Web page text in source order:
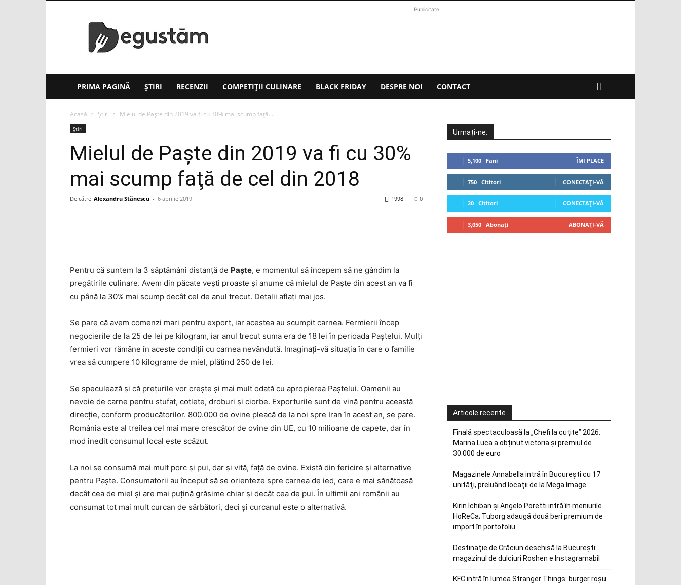
Degustăm(.ro)
Publicitate
PRIMA PAGINĂ ȘTIRI RECENZII COMPETIȚII CULINARE BLACK FRIDAY DESPRE NOI CONTACT
Acasă Știri Mielul de Paşte din 2019 va fi cu 30% mai scump faţă...
Știri
Mielul de Paşte din 2019 va fi cu 30%
mai scump faţă de cel din 2018
De către Alexandru Stănescu - 6 aprilie 2019 0
1998
Pentru că suntem la 3 săptămâni distanţă de Paşte, e momentul să începem să ne gândim la
pregătirile culinare. Avem din păcate veşti proaste şi anume că mielul de Paşte din acest an va fi
cu până la 30% mai scump decât cel de anul trecut. Detalii aflaţi mai jos.
Se pare că avem comenzi mari pentru export, iar acestea au scumpit carnea. Fermierii încep
negocierile de la 25 de lei pe kilogram, iar anul trecut suma era de 18 lei în perioada Paştelui. Mulţi
fermieri vor rămâne în aceste condiţii cu carnea nevândută. Imaginaţi-vă situaţia în care o familie
vrea să cumpere 10 kilograme de miel, plătind 250 de lei.
Se speculează şi că preţurile vor creşte şi mai mult odată cu apropierea Paştelui. Oamenii au
nevoie de carne pentru stufat, cotlete, droburi şi ciorbe. Exporturile sunt de vină pentru această
direcţie, conform producătorilor. 800.000 de ovine pleacă de la noi spre Iran în acest an, se pare.
România este al treilea cel mai mare crescător de ovine din UE, cu 10 milioane de capete, dar în
mod inedit consumul local este scăzut.
La noi se consumă mai mult porc şi pui, dar şi vită, faţă de ovine. Există din fericire şi alternative
pentru Paşte. Consumatorii au început să se orienteze spre carnea de ied, care e mai sănătoasă
decât cea de miel şi are mai puţină grăsime chiar şi decât cea de pui. În ultimii ani românii au
consumat tot mai mult curcan de sărbători, deci şi curcanul este o alternativă.
Urmați-ne:
5,100 Fani ÎMI PLACE
750 Cititori CONECTAȚI-VĂ
20 Cititori CONECTAȚI-VĂ
3,050 Abonați ABONAȚI-VĂ
Articole recente
Finală spectaculoasă la „Chefi la cuțite” 2026:
Marina Luca a obținut victoria și premiul de
30.000 de euro
Magazinele Annabella intră în Bucureşti cu 17
unităţi, preluând locaţii de la Mega Image
Kirin Ichiban și Angelo Poretti intră în meniurile
HoReCa; Tuborg adaugă două beri premium de
import în portofoliu
Destinaţie de Crăciun deschisă la Bucureşti:
magazinul de dulciuri Roshen e Instagramabil
KFC intră în lumea Stranger Things: burger roșu